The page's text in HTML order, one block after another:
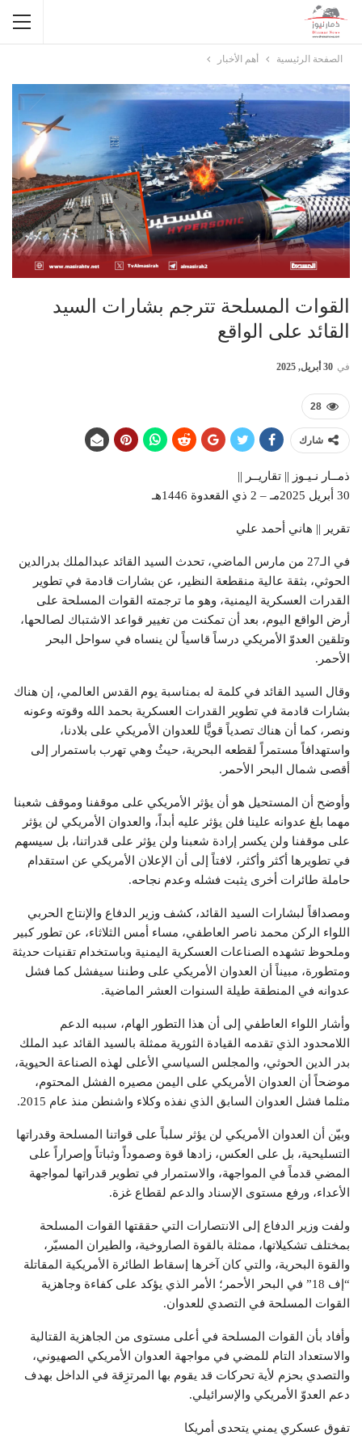
الصفحة الرئيسية أهم الأخبار
القوات المسلحة تترجم بشارات السيد
القائد على الواقع
في 30 أبريل, 2025
28
شارك
ذمــار نـيـوز || تقاريــر ||
30 أبريل 2025مـ – 2 ذي القعدوة 1446هـ
تقرير || هاني أحمد علي
في الـ27 من مارس الماضي، تحدث السيد القائد عبدالملك بدرالدين
الحوثي، بثقة عالية منقطعة النظير، عن بشارات قادمة في تطوير
القدرات العسكرية اليمنية، وهو ما ترجمته القوات المسلحة على
أرض الواقع اليوم، بعد أن تمكنت من تغيير قواعد الاشتباك لصالحها،
وتلقين العدوّ الأمريكي درساً قاسياً لن ينساه في سواحل البحر
الأحمر.
وقال السيد القائد في كلمة له بمناسبة يوم القدس العالمي، إن هناك
بشارات قادمة في تطوير القدرات العسكرية بحمد الله وقوته وعونه
ونصر، كما أن هناك تصدياً قويًّا للعدوان الأمريكي على بلادنا،
واستهدافاً مستمراً لقطعه البحرية، حيثُ وهي تهرب باستمرار إلى
أقصى شمال البحر الأحمر.
وأوضح أن المستحيل هو أن يؤثر الأمريكي على موقفنا وموقف شعبنا
مهما بلغ عدوانه علينا فلن يؤثر عليه أبداً، والعدوان الأمريكي لن يؤثر
على موقفنا ولن يكسر إرادة شعبنا ولن يؤثر على قدراتنا، بل سيسهم
في تطويرها أكثر وأكثر، لافتاً إلى أن الإعلان الأمريكي عن استقدام
حاملة طائرات أخرى يثبت فشله وعدم نجاحه.
ومصداقاً لبشارات السيد القائد، كشف وزير الدفاع والإنتاج الحربي
اللواء الركن محمد ناصر العاطفي، مساء أمس الثلاثاء، عن تطور كبير
وملحوظ تشهده الصناعات العسكرية اليمنية وباستخدام تقنيات حديثة
ومتطورة، مبيناً أن العدوان الأمريكي على وطننا سيفشل كما فشل
عدوانه في المنطقة طيلة السنوات العشر الماضية.
وأشار اللواء العاطفي إلى أن هذا التطور الهام، سببه الدعم
اللامحدود الذي تقدمه القيادة الثورية ممثلة بالسيد القائد عبد الملك
بدر الدين الحوثي، والمجلس السياسي الأعلى لهذه الصناعة الحيوية،
موضحاً أن العدوان الأمريكي على اليمن مصيره الفشل المحتوم،
مثلما فشل العدوان السابق الذي نفذه وكلاء واشنطن منذ عام 2015.
وبيّن أن العدوان الأمريكي لن يؤثر سلباً على قواتنا المسلحة وقدراتها
التسليحية، بل على العكس، زادها قوة وصموداً وثباتاً وإصراراً على
المضي قدماً في المواجهة، والاستمرار في تطوير قدراتها لمواجهة
الأعداء، ورفع مستوى الإسناد والدعم لقطاع غزة.
ولفت وزير الدفاع إلى الانتصارات التي حققتها القوات المسلحة
بمختلف تشكيلاتها، ممثلة بالقوة الصاروخية، والطيران المسيّر،
والقوة البحرية، والتي كان آخرها إسقاط الطائرة الأمريكية المقاتلة
“إف 18” في البحر الأحمر؛ الأمر الذي يؤكد على كفاءة وجاهزية
القوات المسلحة في التصدي للعدوان.
وأفاد بأن القوات المسلحة في أعلى مستوى من الجاهزية القتالية
والاستعداد التام للمضي في مواجهة العدوان الأمريكي الصهيوني،
والتصدي بحزم لأية تحركات قد يقوم بها المرتزِقة في الداخل بهدف
دعم العدوّ الأمريكي والإسرائيلي.
تفوق عسكري يمني يتحدى أمريكا